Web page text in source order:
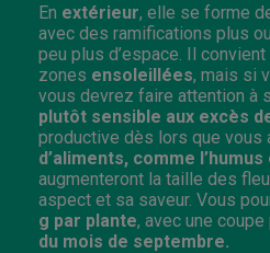
En extérieur, elle se forme
avec des ramifications plus
peu plus d’espace. Il
zones ensoleillées, mais si
vous devrez faire attention à
plutôt sensible aux excès
productive dès lors que vous
d’aliments, comme
augmenteront la taille des
aspect et sa saveur. Vous
g par plante, avec une
du mois de septembre.